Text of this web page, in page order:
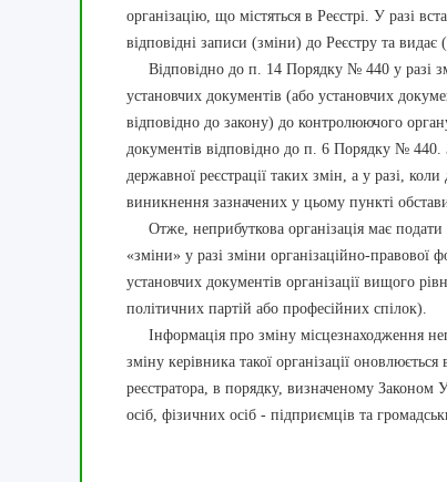
організацію, що містяться в Реєстрі. У разі
відповідні записи (зміни) до Реєстру та видає
Відповідно до п. 14 Порядку № 440 у разі
установчих документів (або установчих
відповідно до закону) до контролюючого
документів відповідно до п. 6 Порядку № 440.
державної реєстрації таких змін, а у разі,
виникнення зазначених у цьому пункті
Отже, неприбуткова організація має
«зміни» у разі зміни організаційно-правової
установчих документів організації вищого
політичних партій або професійних спілок).
Інформація про зміну місцезнаходження
зміну керівника такої організації
реєстратора, в порядку, визначеному
осіб, фізичних осіб - підприємців та